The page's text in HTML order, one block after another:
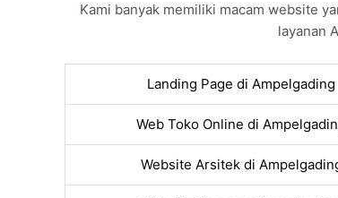
Kami banyak memiliki macam website
layanan
Landing Page di Ampelgading
Web Toko Online di
Website Arsitek di